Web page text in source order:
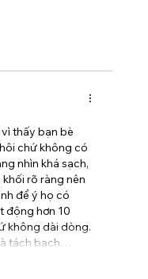
thấy bạn bè
chứ không có
nhìn khá sạch,
rõ ràng nên
để ý họ có
động hơn 10
không dài dòng.
tách bạch…